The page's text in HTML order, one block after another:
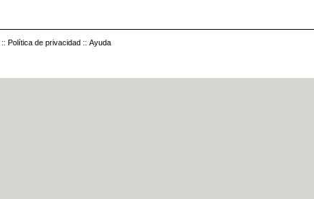
:: Política de privacidad :: Ayuda